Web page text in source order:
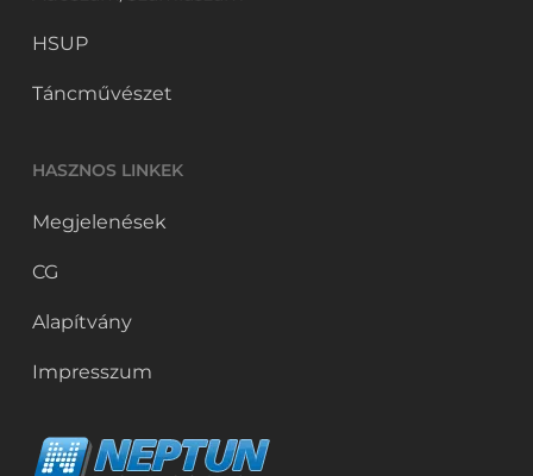
HSUP
Táncművészet
HASZNOS LINKEK
Megjelenések
CG
Alapítvány
Impresszum